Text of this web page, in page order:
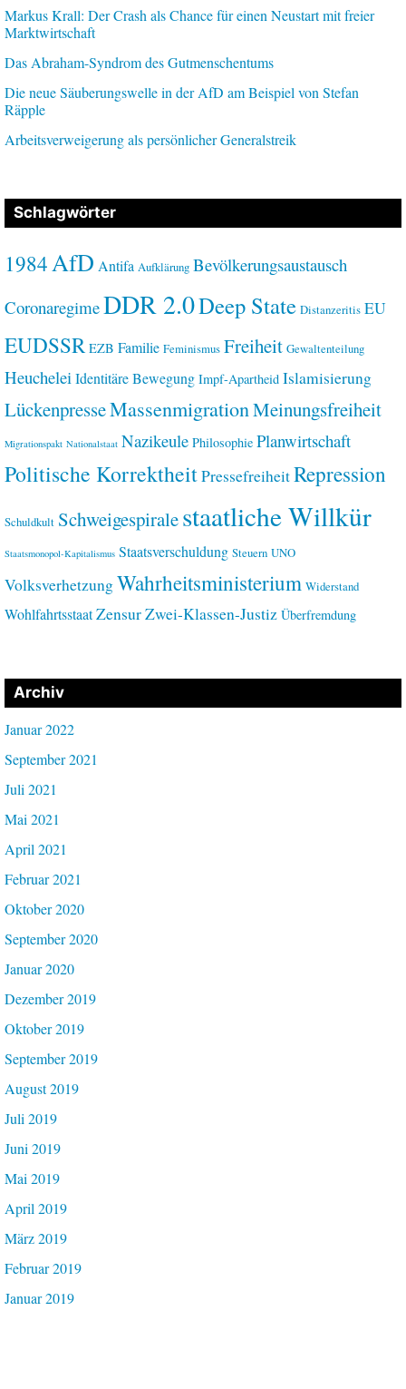
Markus Krall: Der Crash als Chance für einen Neustart mit freier
Marktwirtschaft
Das Abraham-Syndrom des Gutmenschentums
Die neue Säuberungswelle in der AfD am Beispiel von Stefan
Räpple
Arbeitsverweigerung als persönlicher Generalstreik
Schlagwörter
1984 AfD Antifa Aufklärung Bevölkerungsaustausch
CoronaregimeDDR 2.0Deep State Distanzeritis EU
EUDSSR EZB Familie Feminismus Freiheit Gewaltenteilung
Heuchelei Identitäre Bewegung Impf-Apartheid Islamisierung
LückenpresseMassenmigrationMeinungsfreiheit
Migrationspakt Nationalstaat Nazikeule Philosophie Planwirtschaft
Politische KorrektheitPressefreiheitRepression
Schuldkult Schweigespiralestaatliche Willkür
Staatsmonopol-Kapitalismus Staatsverschuldung Steuern UNO
VolksverhetzungWahrheitsministerium Widerstand
WohlfahrtsstaatZensurZwei-Klassen-Justiz Überfremdung
Archiv
Januar 2022
September 2021
Juli 2021
Mai 2021
April 2021
Februar 2021
Oktober 2020
September 2020
Januar 2020
Dezember 2019
Oktober 2019
September 2019
August 2019
Juli 2019
Juni 2019
Mai 2019
April 2019
März 2019
Februar 2019
Januar 2019